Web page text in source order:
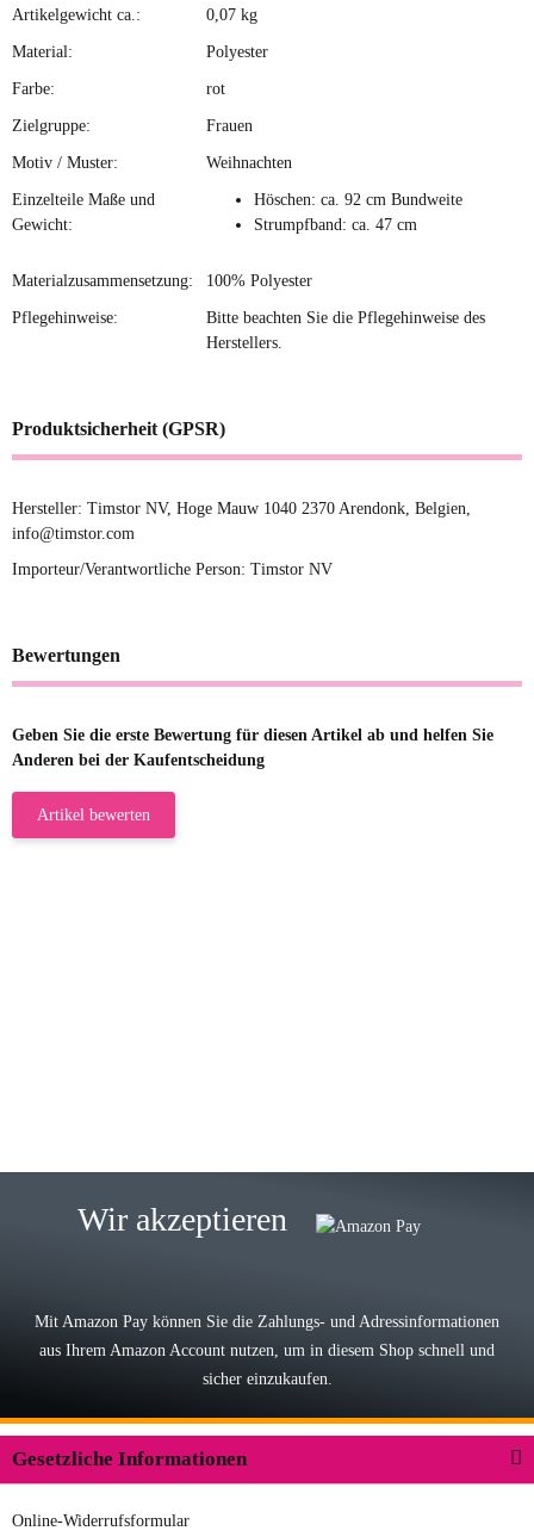
Produkteigenschaft
Wert
Artikelgewicht ca.: 0,07 kg
Material: Polyester
Farbe: rot
Zielgruppe: Frauen
Motiv / Muster: Weihnachten
Einzelteile Maße und
Gewicht:
Höschen: ca. 92 cm Bundweite
Strumpfband: ca. 47 cm
Materialzusammensetzung: 100% Polyester
Pflegehinweise:
Bitte beachten Sie die Pflegehinweise des
Herstellers.
Produktsicherheit (GPSR)
Hersteller: Timstor NV, Hoge Mauw 1040 2370 Arendonk, Belgien,
info@timstor.com
Importeur/Verantwortliche Person: Timstor NV
Bewertungen
Geben Sie die erste Bewertung für diesen Artikel ab und helfen Sie
Anderen bei der Kaufentscheidung
Artikel bewerten
Lieferung, man kann bedenkenlos
Der Koffer macht einen sehr soliden
Wir akzeptieren
Mit Amazon Pay können Sie die Zahlungs- und Adressinformationen
aus Ihrem Amazon Account nutzen, um in diesem Shop schnell und
sicher einzukaufen.
Gesetzliche Informationen
Online-Widerrufsformular